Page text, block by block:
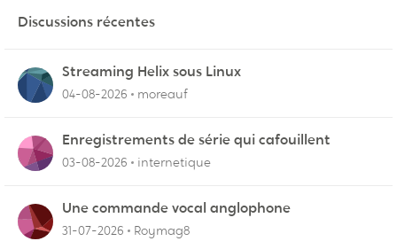
Discussions récentes
Streaming Helix sous Linux
04-08-2026 moreauf
Enregistrements de série qui cafouillent
03-08-2026 internetique
Une commande vocal anglophone
31-07-2026 Roymag8